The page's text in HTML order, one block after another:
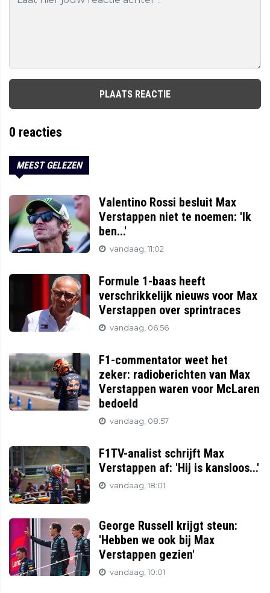
PLAATS REACTIE
0 reacties
MEEST GELEZEN
Valentino Rossi besluit Max
Verstappen niet te noemen: 'Ik
ben...'
vandaag, 11:02
Formule 1-baas heeft
verschrikkelijk nieuws voor Max
Verstappen over sprintraces
vandaag, 06:56
F1-commentator weet het
zeker: radioberichten van Max
Verstappen waren voor McLaren
bedoeld
vandaag, 08:57
F1TV-analist schrijft Max
Verstappen af: 'Hij is kansloos...'
vandaag, 18:01
George Russell krijgt steun:
'Hebben we ook bij Max
Verstappen gezien'
vandaag, 10:01